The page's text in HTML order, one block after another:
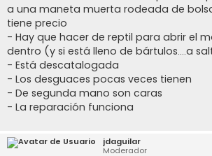
a una maneta muerta rodeada de
tiene precio
- Hay que hacer de reptil para abrir el
dentro (y si está lleno de bártulos....a
- Está descatalogada
- Los desguaces pocas veces tienen
- De segunda mano son caras
- La reparación funciona
jdaguilar
Moderador